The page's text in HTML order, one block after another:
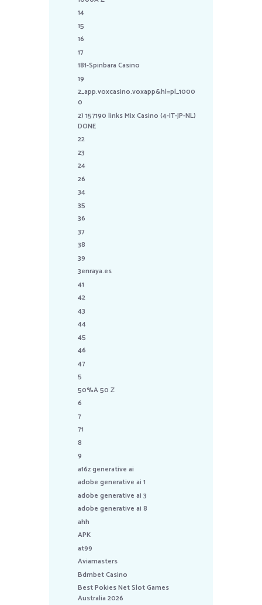
14
15
16
17
181-Spinbara Casino
19
2_app.voxcasino.voxapp&hl=pl_1000
0
2) 157190 links Mix Casino (4-IT-JP-NL)
DONE
22
23
24
26
34
35
36
37
38
39
3enraya.es
41
42
43
44
45
46
47
5
50%A 50 Z
6
7
71
8
9
a16z generative ai
adobe generative ai 1
adobe generative ai 3
adobe generative ai 8
ahh
APK
at99
Aviamasters
Bdmbet Casino
Best Pokies Net Slot Games
Australia 2026